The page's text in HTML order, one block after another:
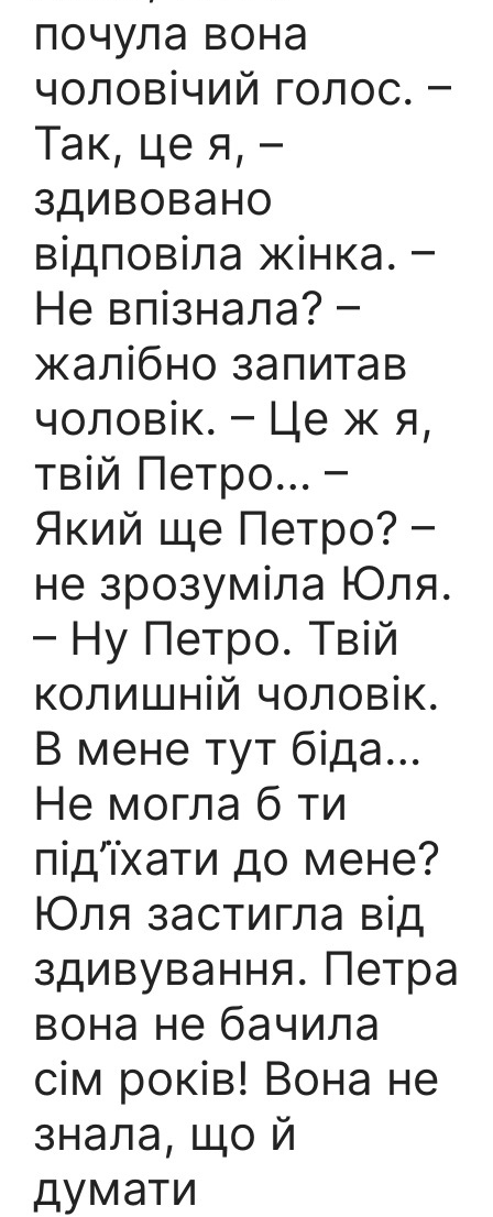
почула вона
чоловічий голос. –
Так, це я, –
здивовано
відповіла жінка. –
Не впізнала? –
жалібно запитав
чоловік. – Це ж я,
твій Петро… –
Який ще Петро? –
не зрозуміла Юля.
– Ну Петро. Твій
колишній чоловік.
В мене тут біда…
Не могла б ти
під’їхати до мене?
Юля застигла від
здивування. Петра
вона не бачила
сім років! Вона не
знала, що й
думати